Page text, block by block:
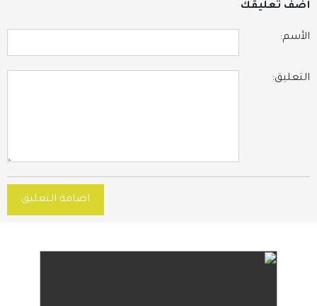
أضف تعليقك
الأسم:
التعليق:
اضافة التعليق